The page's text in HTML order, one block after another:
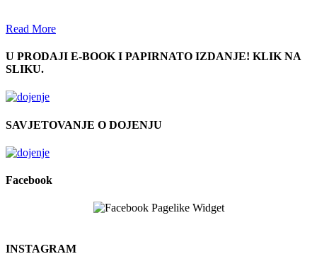
Read More
U PRODAJI E-BOOK I PAPIRNATO IZDANJE! KLIK NA
SLIKU.
SAVJETOVANJE O DOJENJU
Facebook
INSTAGRAM